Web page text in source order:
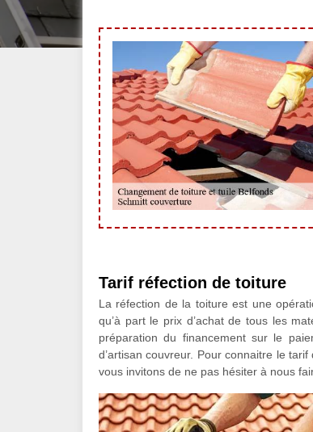
Tarif réfection de toiture
La réfection de la toiture est une
qu’à part le prix d’achat de tous les
préparation du financement sur le
d’artisan couvreur. Pour connaitre le
vous invitons de ne pas hésiter à nous